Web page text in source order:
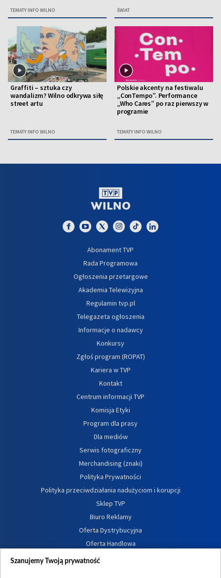
TEMATY INFO WILNO ŚWIAT
Graffiti – sztuka czy
wandalizm? Wilno odkrywa siłę
street artu
TEMATY INFO WILNO
Polskie akcenty na festiwalu
„ConTempo”. Performance
„Who Cares” po raz pierwszy w
programie
TEMATY INFO WILNO
Abonament TVP
Rada Programowa
Ogłoszenia przetargowe
Akademia Telewizyjna
Regulamin tvp.pl
Telegazeta ogłoszenia
Informacje o nadawcy
Konkursy
Zgłoś program (ROPAT)
Kariera w TVP
Kontakt
Centrum informacji TVP
Komisja Etyki
Program dla prasy
Dla mediów
Serwis fotograficzny
Merchandising (znaki)
Polityka Prywatności
Polityka przeciwdziałania nadużyciom i korupcji
Sklep TVP
Biuro Reklamy
Oferta Dystrybucyjna
Oferta Handlowa
Dostępność
Szanujemy Twoją prywatność